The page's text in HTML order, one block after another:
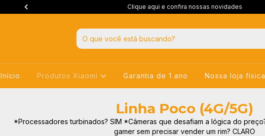
Clique aqui e confira nossas novidades
Início Produtos Xiaomi Garantia de 1 ano Nossa loja física
Linha Poco (4G/5G)
*Processadores turbinados? SIM *Câmeras que desafiam a lógica do
gamer sem precisar vender um rim? CLARO